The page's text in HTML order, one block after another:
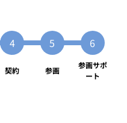
契約 参画
参画サポ
ート